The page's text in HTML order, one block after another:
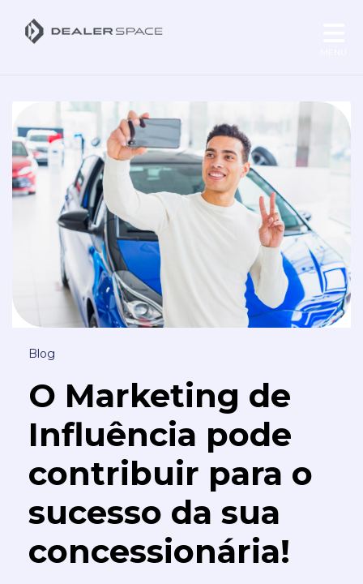
Blog
O Marketing de
Influência pode
contribuir para o
sucesso da sua
concessionária!